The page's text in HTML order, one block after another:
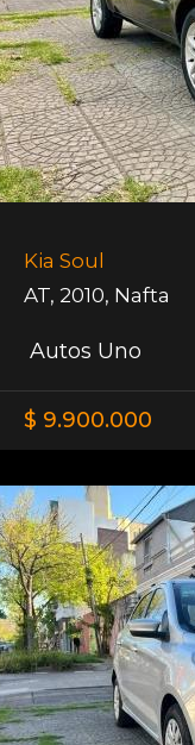
Kia Soul
AT, 2010, Nafta
Autos Uno
$ 9.900.000